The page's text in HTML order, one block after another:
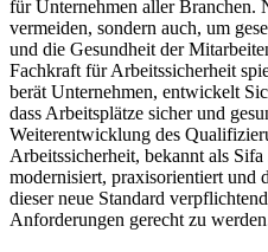
für Unternehmen aller Branchen.
vermeiden, sondern auch, um
und die Gesundheit der
Fachkraft für Arbeitssicherheit
berät Unternehmen, entwickelt
dass Arbeitsplätze sicher und
Weiterentwicklung des
Arbeitssicherheit, bekannt als
modernisiert, praxisorientiert und
dieser neue Standard
Anforderungen gerecht zu